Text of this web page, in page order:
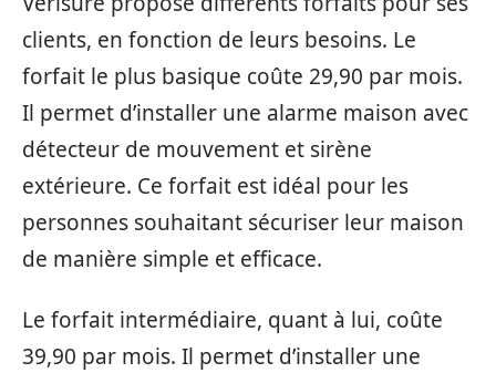
clients, en fonction de leurs besoins. Le
forfait le plus basique coûte 29,90 par mois.
Il permet d’installer une alarme maison avec
détecteur de mouvement et sirène
extérieure. Ce forfait est idéal pour les
personnes souhaitant sécuriser leur maison
de manière simple et efficace.
Le forfait intermédiaire, quant à lui, coûte
39,90 par mois. Il permet d’installer une